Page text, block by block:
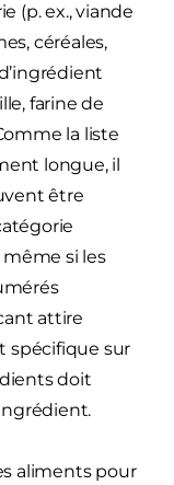
(p. ex., viande
céréales,
farine de
la liste
longue, il
être
même si les
attire
spécifique sur
doit
aliments pour